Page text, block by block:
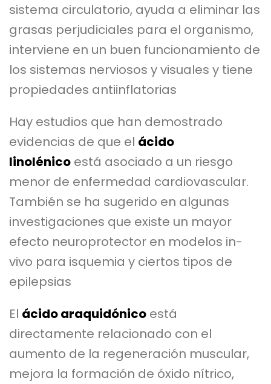
sistema circulatorio, ayuda a eliminar las
grasas perjudiciales para el organismo,
interviene en un buen funcionamiento de
los sistemas nerviosos y visuales y tiene
propiedades antiinflatorias
Hay estudios que han demostrado
evidencias de que el ácido
linolénico está asociado a un riesgo
menor de enfermedad cardiovascular.
También se ha sugerido en algunas
investigaciones que existe un mayor
efecto neuroprotector en modelos in-
vivo para isquemia y ciertos tipos de
epilepsias
El ácido araquidónico está
directamente relacionado con el
aumento de la regeneración muscular,
mejora la formación de óxido nítrico,